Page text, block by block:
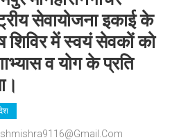
सेवायोजना इकाई के
शिविर में स्वयं सेवकों को
व योग के प्रति